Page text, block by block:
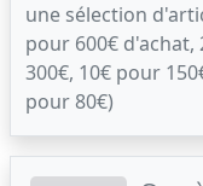
une sélection
pour 600€ d'achat,
300€, 10€ pour
pour 80€)